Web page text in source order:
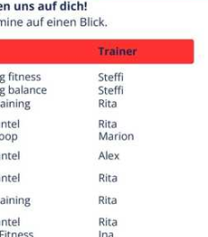
"Fit ab